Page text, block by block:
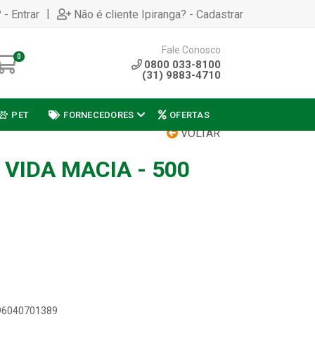
- Entrar | Não é cliente Ipiranga? - Cadastrar
0
Fale Conosco
0800 033-8100
(31) 9883-4710
PET FORNECEDORES OFERTAS
VOLTAR
VIDA MACIA - 500